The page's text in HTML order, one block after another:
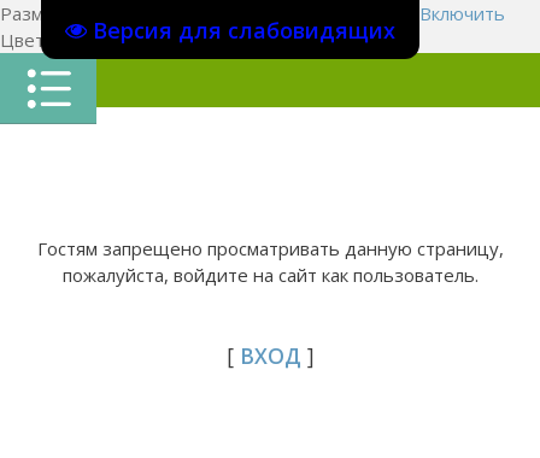
Версия для слабовидящих
Размер шрифта:
Включить
Цвет сайтаЦ Ц Ц Х
Гостям запрещено просматривать данную страницу,
пожалуйста, войдите на сайт как пользователь.
[ ВХОД ]